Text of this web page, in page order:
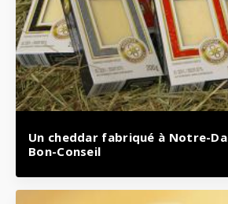
Un cheddar fabriqué à Notre-
Bon-Conseil